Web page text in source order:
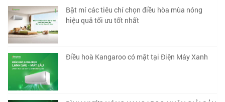
Bật mí các tiêu chí chọn điều hòa mùa nóng
hiệu quả tối ưu tốt nhất
Điều hoà Kangaroo có mặt tại Điện Máy Xanh